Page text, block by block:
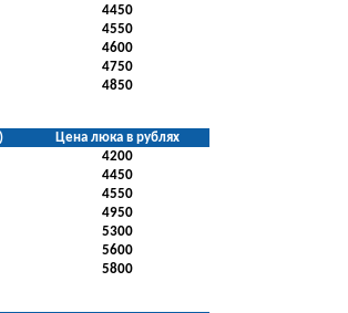
4450
4550
4600
4750
4850
Цена люка в рублях
4200
4450
4550
4950
5300
5600
5800